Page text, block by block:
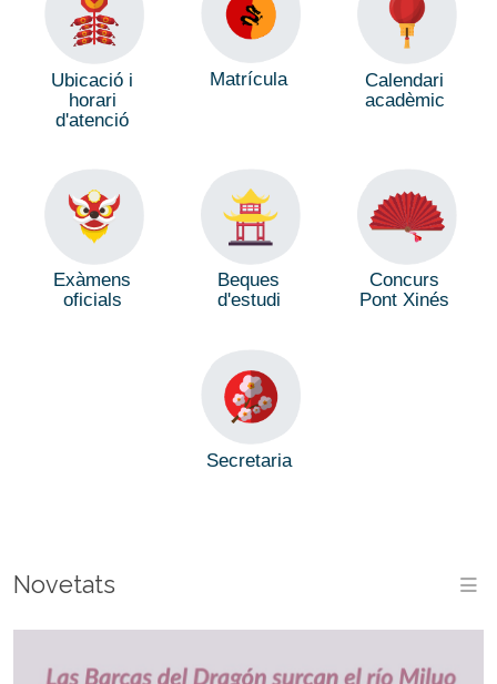
Ubicació i
horari
d'atenció
Matrícula
Calendari
acadèmic
Exàmens
oficials
Beques
d'estudi
Concurs
Pont Xinés
Secretaria
Novetats